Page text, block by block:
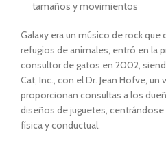
tamaños y movimientos
Galaxy era un músico de rock que
refugios de animales, entró en la
consultor de gatos en 2002,
Cat, Inc., con el Dr. Jean Hofve,
proporcionan consultas a los
diseños de juguetes,
física y conductual.